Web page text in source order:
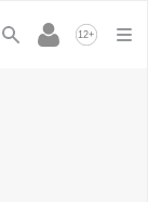
12+